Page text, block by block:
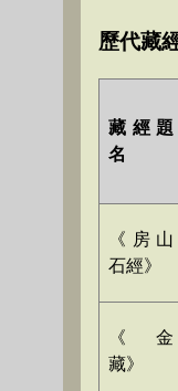
歷代藏
藏經題
名
《房山
石經》
《金
藏》